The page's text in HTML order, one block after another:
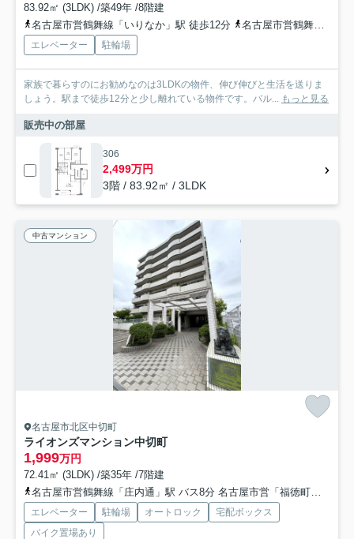
83.92㎡ (3LDK) /築49年 /8階建
名古屋市営鶴舞線「いりなか」駅 徒歩12分
名古屋市営鶴舞線「八事」駅 徒歩17分
エレベーター 駐輪場
家族で暮らすのにお勧めなのは3LDKの物件、伸び伸びと生活を送りま
しょう。駅まで徒歩12分と少し離れている物件です。バル... もっと見る
販売中の部屋
306
2,499万円
3階 / 83.92㎡ / 3LDK
中古マンション
名古屋市北区中切町
ライオンズマンション中切町
1,999万円
72.41㎡ (3LDK) /築35年 /7階建
名古屋市営鶴舞線「庄内通」駅 バス8分 名古屋市営「福徳町」 停歩5分
エレベーター 駐輪場 オートロック
宅配ボックス
バイク置場あり